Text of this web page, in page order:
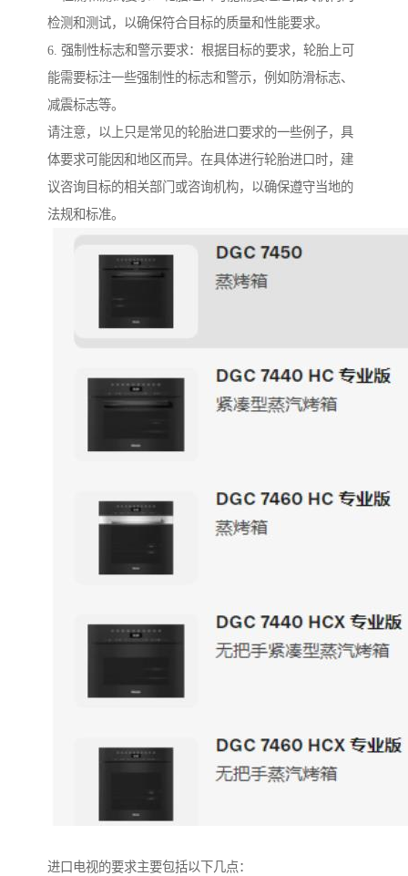
检测和测试，以确保符合目标的质量和性能要求。
6. 强制性标志和警示要求：根据目标的要求，轮胎上可
能需要标注一些强制性的标志和警示，例如防滑标志、
减震标志等。
请注意，以上只是常见的轮胎进口要求的一些例子，具
体要求可能因和地区而异。在具体进行轮胎进口时，建
议咨询目标的相关部门或咨询机构，以确保遵守当地的
法规和标准。
进口电视的要求主要包括以下几点：